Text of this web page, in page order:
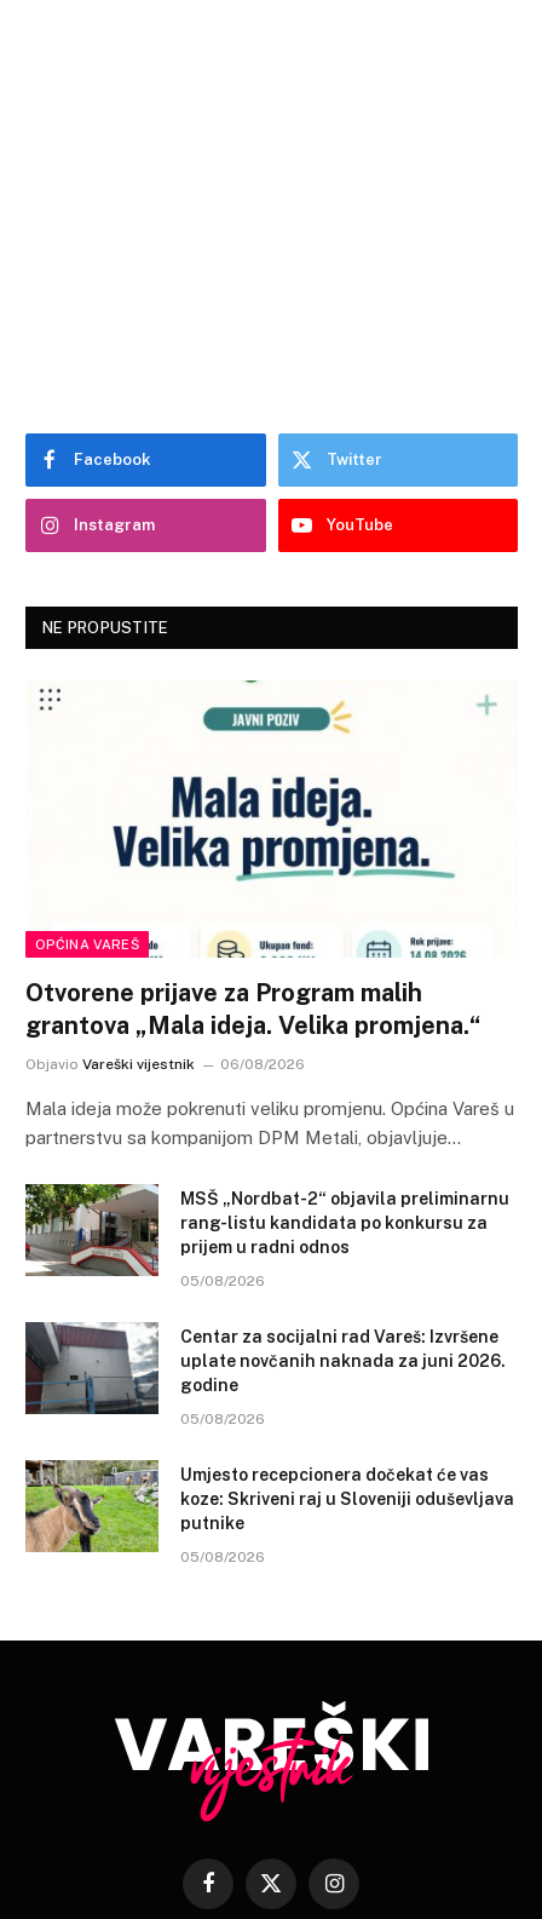
Facebook Twitter
Instagram YouTube
NE PROPUSTITE
OPĆINA VAREŠ
Otvorene prijave za Program malih
grantova „Mala ideja. Velika promjena.“
Objavio Vareški vijestnik 06/08/2026
Mala ideja može pokrenuti veliku promjenu. Općina Vareš u
partnerstvu sa kompanijom DPM Metali, objavljuje…
MSŠ „Nordbat-2“ objavila preliminarnu
rang-listu kandidata po konkursu za
prijem u radni odnos
05/08/2026
Centar za socijalni rad Vareš: Izvršene
uplate novčanih naknada za juni 2026.
godine
05/08/2026
Umjesto recepcionera dočekat će vas
koze: Skriveni raj u Sloveniji oduševljava
putnike
05/08/2026
Facebook
X
Instagram